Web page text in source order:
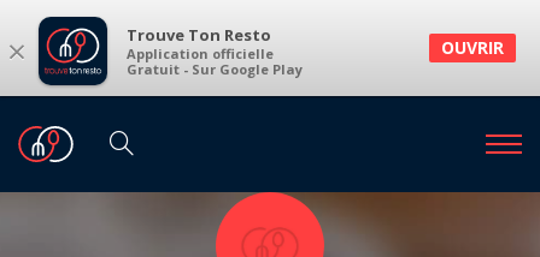
× Trouve Ton Resto
Application officielle
Gratuit - Sur Google Play
OUVRIR